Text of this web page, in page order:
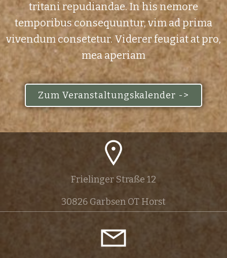
tritani repudiandae. In his nemore
temporibus consequuntur, vim ad prima
vivendum consetetur. Viderer feugiat at pro,
mea aperiam
Zum Veranstaltungskalender ->
Frielinger Straße 12
30826 Garbsen OT Horst